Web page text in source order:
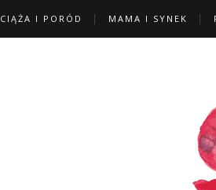
CIĄŻA I PORÓD MAMA I SYNEK